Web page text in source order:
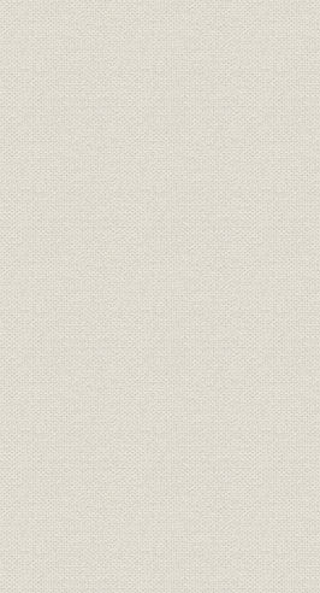
第5節 英文発信と対外関係
第6節 近代化へ苦悩の模索
第7節 海外自主取材スタート
第8節 下山、三鷹、松川―国鉄3
第9節 朝鮮戦争が突発
第10節 55年体制
第11節 基地闘争と原水禁運動
第12節 それぞれの帰国
第13節 南極観測
第14節 菅生事件
第15節 皇太子結婚
第16節 魔の“26日”―泥と海水との